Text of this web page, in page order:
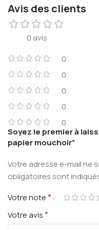
Avis des clients
0 avis
0
0
0
0
0
Soyez le premier à
papier mouchoir”
Votre adresse e-mail ne
obligatoires sont
Votre note*
Votre avis*